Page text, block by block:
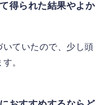
得られた結果やよか
ていたので、少し頭
。